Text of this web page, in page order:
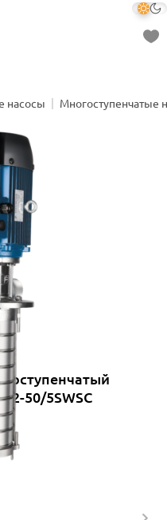
насосы Многоступенчатые
50/5SWSC